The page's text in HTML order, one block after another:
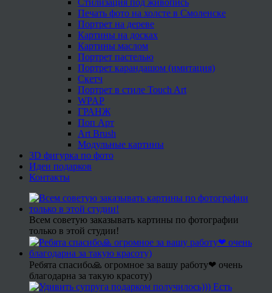
Печать фото на холсте в Смоленске
Портрет на дереве
Картины на досках
Картины маслом
Портрет пастелью
Портрет карандашом (имитация)
Скетч
Портрет в стиле Touch Art
WPAP
ГРАНЖ
Поп Арт
Art Brush
Модульные картины
3D фигурка по фото
Идеи подарков
Контакты
Всем советую заказывать картины по фотографии
только в этой студии!
Ребята спасибо🙏 огромное за вашу работу❤ очень
благодарна за такую красоту)